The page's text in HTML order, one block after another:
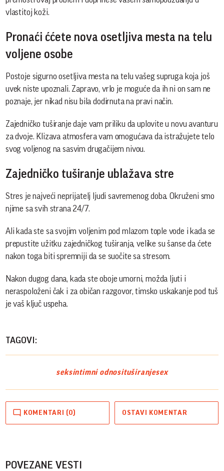
vlastitoj koži.
Pronaći ććete nova osetljiva mesta na telu
voljene osobe
Postoje sigurno osetljiva mesta na telu vašeg supruga koja još
uvek niste upoznali. Zapravo, vrlo je moguće da ih ni on sam ne
poznaje, jer nikad nisu bila dodirnuta na pravi način.
Zajedničko tuširanje daje vam priliku da uplovite u novu avanturu
za dvoje. Klizava atmosfera vam omogućava da istražujete telo
svog voljenog na sasvim drugačijem nivou.
Zajedničko tuširanje ublažava stre
Stres je najveći neprijatelj ljudi savremenog doba. Okruženi smo
njime sa svih strana 24/7.
Ali kada ste sa svojim voljenim pod mlazom tople vode i kada se
prepustite užitku zajedničkog tuširanja, velike su šanse da ćete
nakon toga biti spremniji da se suočite sa stresom.
Nakon dugog dana, kada ste oboje umorni, možda ljuti i
neraspoloženi čak i za običan razgovor, timsko uskakanje pod tuš
je vaš ključ uspeha.
TAGOVI:
seksintimni odnosituširanjesex
KOMENTARI (0) OSTAVI KOMENTAR
POVEZANE VESTI